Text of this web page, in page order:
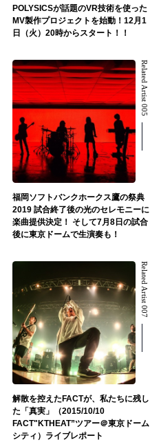
POLYSICSが話題のVR技術を使った
MV製作プロジェクトを始動！12月1
日（火）20時からスタート！！
Related Artist 005
福岡ソフトバンクホークス鷹の祭典
2019 試合終了後の光のセレモニーに
楽曲提供決定！ そして7月8日の試合
後に東京ドームで生演奏も！
Related Artist 007
解散を控えたFACTが、私たちに残し
た「真実」（2015/10/10
FACT"KTHEAT”ツアー＠東京ドーム
シティ）ライブレポート